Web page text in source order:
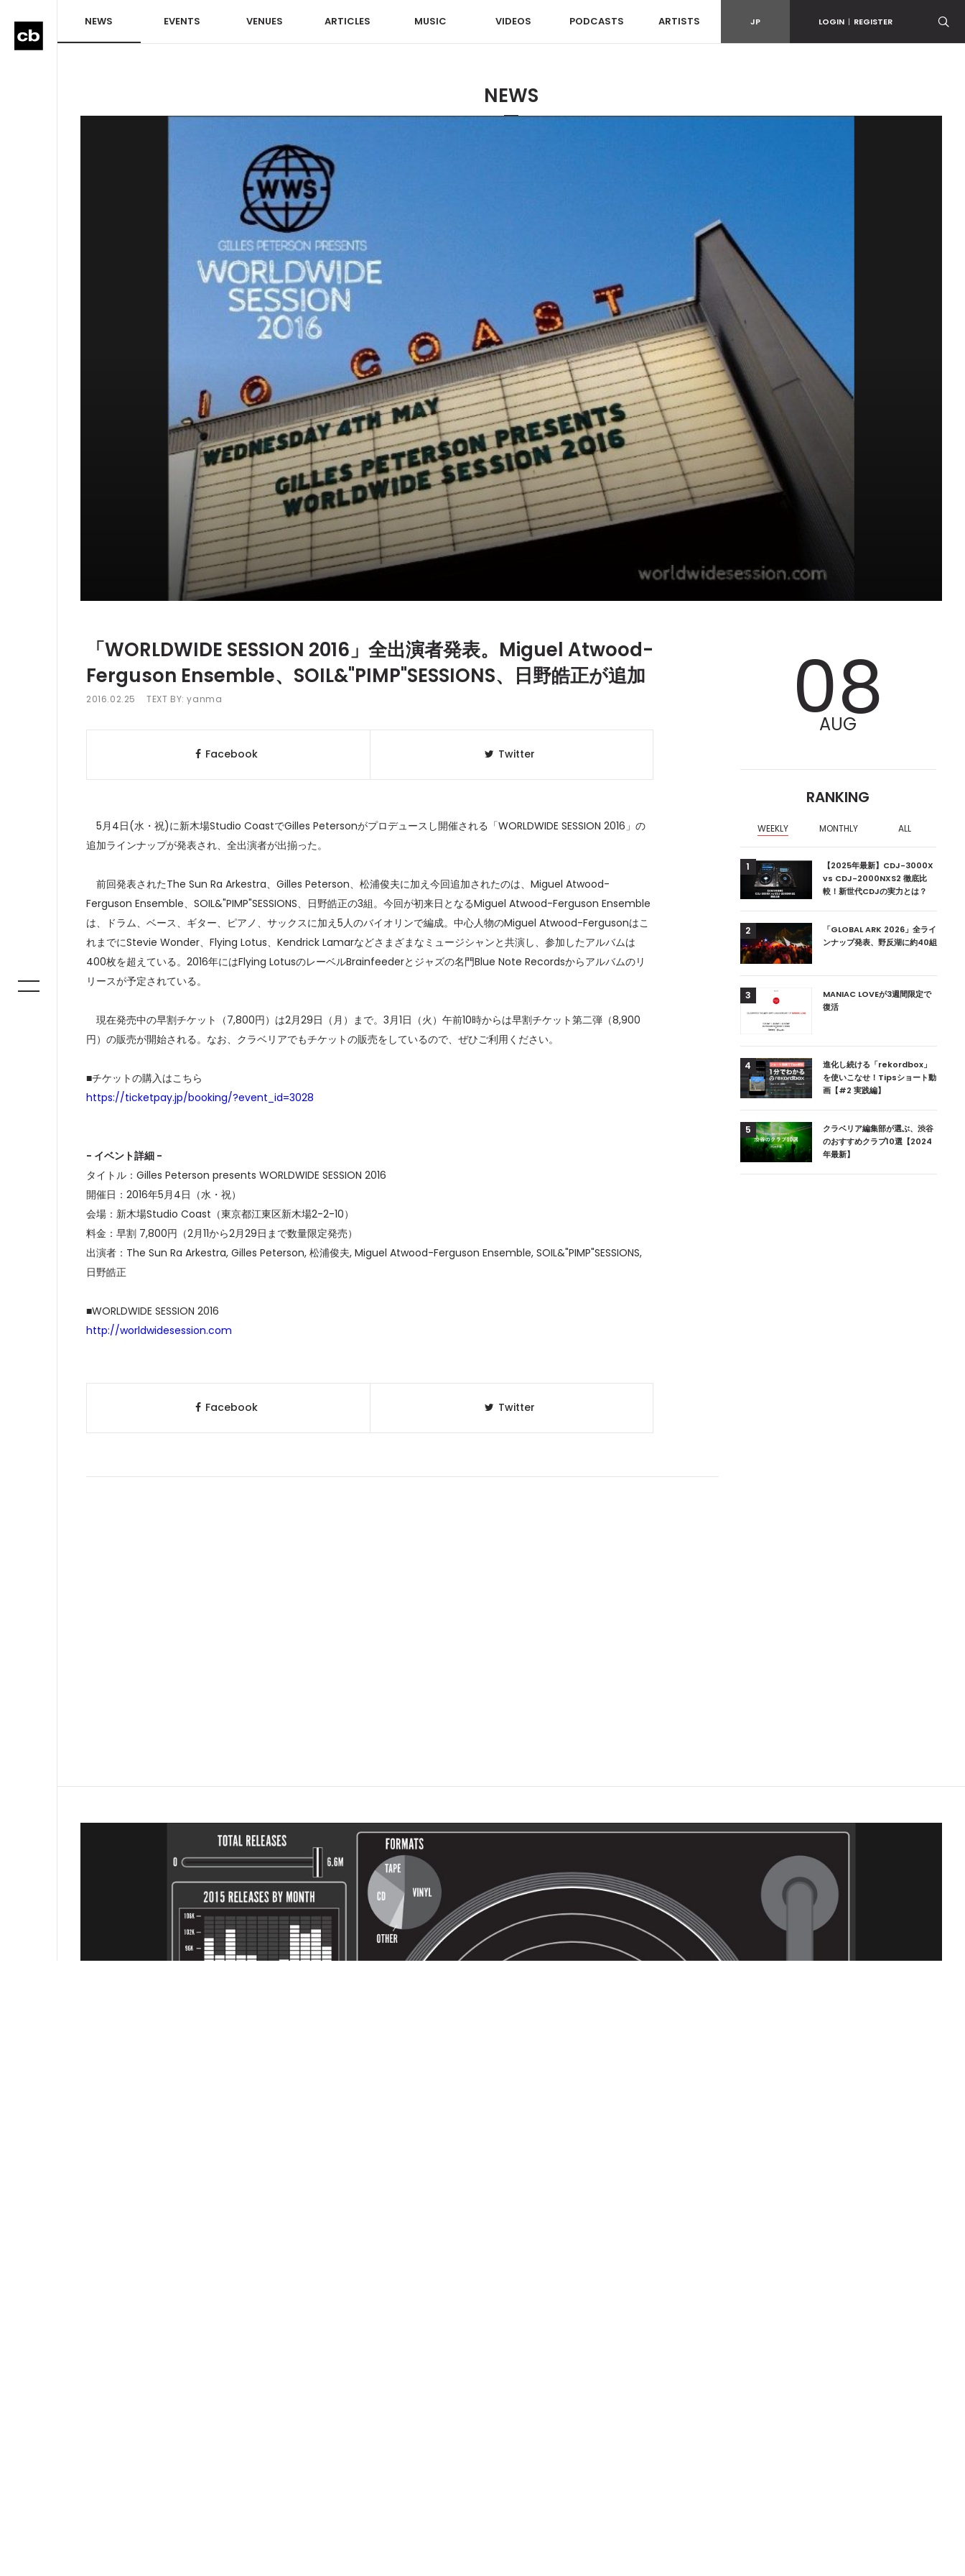
NEWS EVENTS VENUES ARTICLES MUSIC VIDEOS PODCASTS ARTISTS JP LOGIN | REGISTER
NEWS
「WORLDWIDE SESSION 2016」全出演者発表。Miguel Atwood-
Ferguson Ensemble、SOIL&"PIMP"SESSIONS、日野皓正が追加
2016.02.25 TEXT BY:yanma
Facebook Twitter
5月4日(水・祝)に新木場Studio CoastでGilles Petersonがプロデュースし開催される「WORLDWIDE SESSION 2016」の
追加ラインナップが発表され、全出演者が出揃った。
前回発表されたThe Sun Ra Arkestra、Gilles Peterson、松浦俊夫に加え今回追加されたのは、Miguel Atwood-
Ferguson Ensemble、SOIL&"PIMP"SESSIONS、日野皓正の3組。今回が初来日となるMiguel Atwood-Ferguson Ensemble
は、ドラム、ベース、ギター、ピアノ、サックスに加え5人のバイオリンで編成。中心人物のMiguel Atwood-Fergusonはこ
れまでにStevie Wonder、Flying Lotus、Kendrick Lamarなどさまざまなミュージシャンと共演し、参加したアルバムは
400枚を超えている。2016年にはFlying LotusのレーベルBrainfeederとジャズの名門Blue Note Recordsからアルバムのリ
リースが予定されている。
現在発売中の早割チケット（7,800円）は2月29日（月）まで。3月1日（火）午前10時からは早割チケット第二弾（8,900
円）の販売が開始される。なお、クラベリアでもチケットの販売をしているので、ぜひご利用ください。
■チケットの購入はこちら
https://ticketpay.jp/booking/?event_id=3028
- イベント詳細 -
タイトル：Gilles Peterson presents WORLDWIDE SESSION 2016
開催日：2016年5月4日（水・祝）
会場：新木場Studio Coast（東京都江東区新木場2-2-10）
料金：早割 7,800円（2月11から2月29日まで数量限定発売）
出演者：The Sun Ra Arkestra, Gilles Peterson, 松浦俊夫, Miguel Atwood-Ferguson Ensemble, SOIL&"PIMP"SESSIONS,
日野皓正
■WORLDWIDE SESSION 2016
http://worldwidesession.com
Facebook Twitter
08
AUG
RANKING
WEEKLY MONTHLY ALL
2
ニュージーランドの新首相は元
DJ!?
TOKYO」六本木にオープン
1
【2025年最新】CDJ-3000X
vs CDJ-2000NXS2 徹底比
較！新世代CDJの実力とは？
2
「GLOBAL ARK 2026」全ライ
ンナップ発表、野反湖に約40組
3
MANIAC LOVEが3週間限定で
復活
4
進化し続ける「rekordbox」
を使いこなせ！Tipsショート動
画【#2 実践編】
5
クラベリア編集部が選ぶ、渋谷
のおすすめクラブ10選【2024
年最新】